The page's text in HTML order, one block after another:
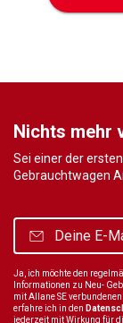
Nichts mehr
Sei einer der
Gebrauchtwagen
Ja, ich möchte den
Informationen zu Neu-
mit Allane SE verbundenen
erfahre ich in den
jederzeit mit Wirkung für